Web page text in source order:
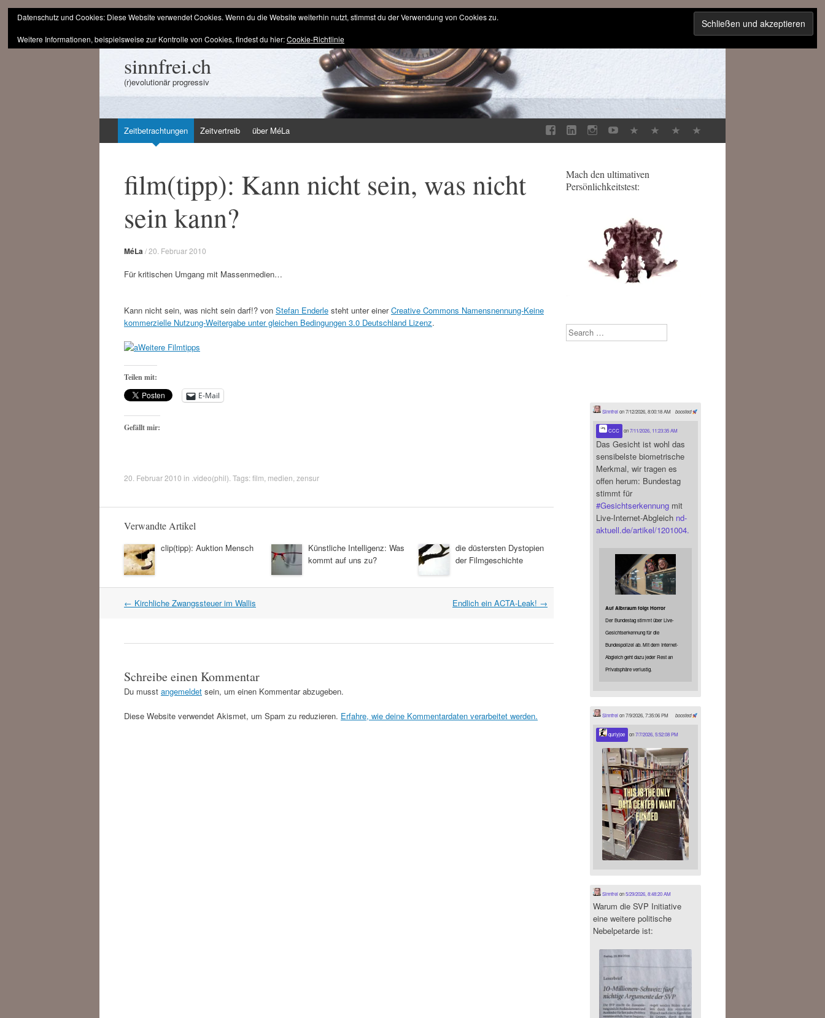
sinnfrei.ch
(r)evolutionär progressiv
Inhalt
Zeitbetrachtungen Zeitvertreib über MéLa
film(tipp): Kann nicht sein, was nicht
sein kann?
MéLa/20. Februar 2010
Für kritischen Umgang mit Massenmedien…
Kann nicht sein, was nicht sein darf!? von Stefan Enderle steht unter einerCreative Commons Namensnennung-Keine
kommerzielle Nutzung-Weitergabe unter gleichen Bedingungen 3.0 Deutschland Lizenz.
Weitere Filmtipps
Teilen mit:
E-Mail
Gefällt mir:
20. Februar 2010 in .video(phil) . Tags:film medien zensur
Verwandte Artikel
clip(tipp): Auktion Mensch
Künstliche Intelligenz: Was
kommt auf uns zu?
die düstersten Dystopien
der Filmgeschichte
Artikel
← Kirchliche Zwangssteuer im Wallis Endlich ein ACTA-Leak! →
Schreibe einen Kommentar
Du musst angemeldet sein, um einen Kommentar abzugeben.
Diese Website verwendet Akismet, um Spam zu reduzieren. Erfahre, wie deine Kommentardaten verarbeitet werden.
Mach den ultimativen
Persönlichkeitstest:
Search
boosted
Sinnfreion 7/12/2026, 8:00:18 AM
CCC on7/11/2026, 11:23:35 AM
Das Gesicht ist wohl das
sensibelste biometrische
Merkmal, wir tragen es
offen herum: Bundestag
stimmt für
#Gesichtserkennung mit
Live-Internet-Abgleich nd-
aktuell.de/artikel/1201004.
Auf Albtraum folgt Horror
Der Bundestag stimmt über Live-
Gesichtserkennung für die
Bundespolizei ab. Mit dem Internet-
Abgleich geht dazu jeder Rest an
Privatsphäre verlustig.
boosted
Sinnfreion 7/9/2026, 7:35:06 PM
qurlyjoe on7/7/2026, 5:52:08 PM
Sinnfreion5/29/2026, 8:48:20 AM
Warum die SVP Initiative
eine weitere politische
Nebelpetarde ist:
Datenschutz und Cookies: Diese Website verwendet Cookies. Wenn du die Website weiterhin nutzt, stimmst du der Verwendung von Cookies zu.
Weitere Informationen, beispielsweise zur Kontrolle von Cookies, findest du hier:Cookie-Richtlinie